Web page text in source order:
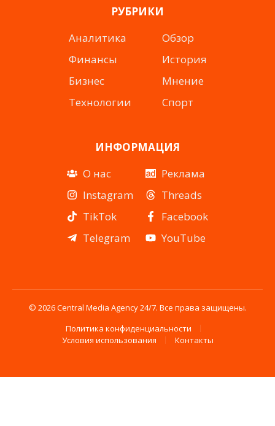
РУБРИКИ
Аналитика
Финансы
Бизнес
Технологии
Обзор
История
Мнение
Спорт
ИНФОРМАЦИЯ
О нас
Instagram
TikTok
Telegram
Реклама
Threads
Facebook
YouTube
© 2026 Central Media Agency 24/7. Все права защищены.
Политика конфиденциальности
Условия использования
Контакты